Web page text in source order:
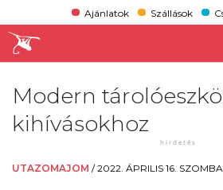
Ajánlatok Szállások
Modern
kihívásokhoz
UTAZOMAJOM /2022. ÁPRILIS 16.